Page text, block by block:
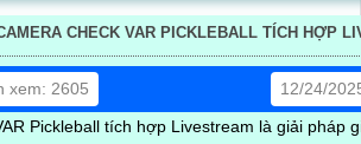
CHECK VAR PICKLEBALL TÍCH HỢP
xem: 2605
12/24/
Pickleball tích hợp Livestream là giải pháp